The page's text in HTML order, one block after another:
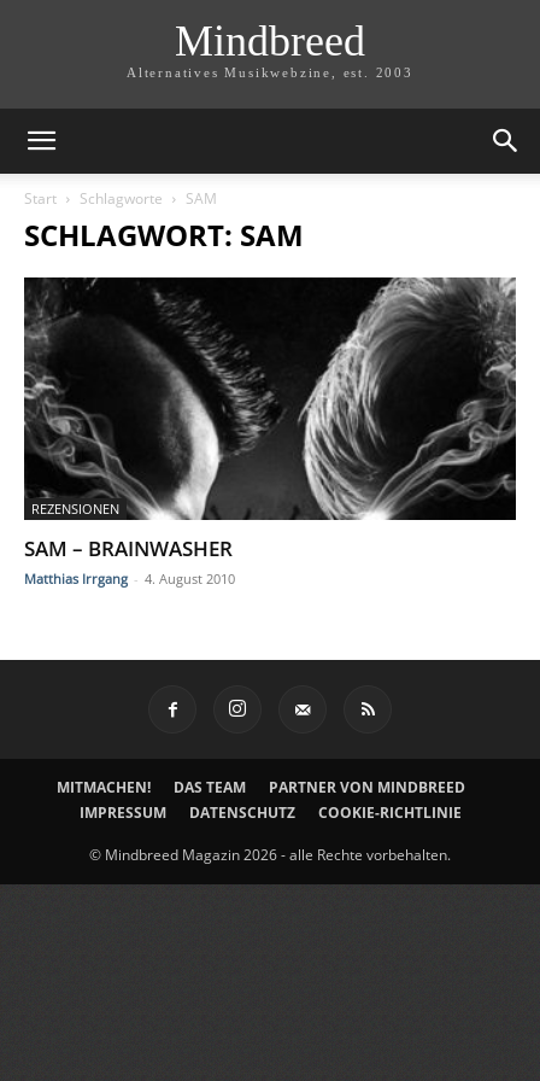
Mindbreed
Alternatives Musikwebzine, est. 2003
Start Schlagworte SAM
SCHLAGWORT: SAM
REZENSIONEN
SAM – BRAINWASHER
Matthias Irrgang - 4. August 2010
MITMACHEN! DAS TEAM
PARTNER VON MINDBREED
IMPRESSUM
DATENSCHUTZ COOKIE-RICHTLINIE
© Mindbreed Magazin 2026 - alle Rechte vorbehalten.